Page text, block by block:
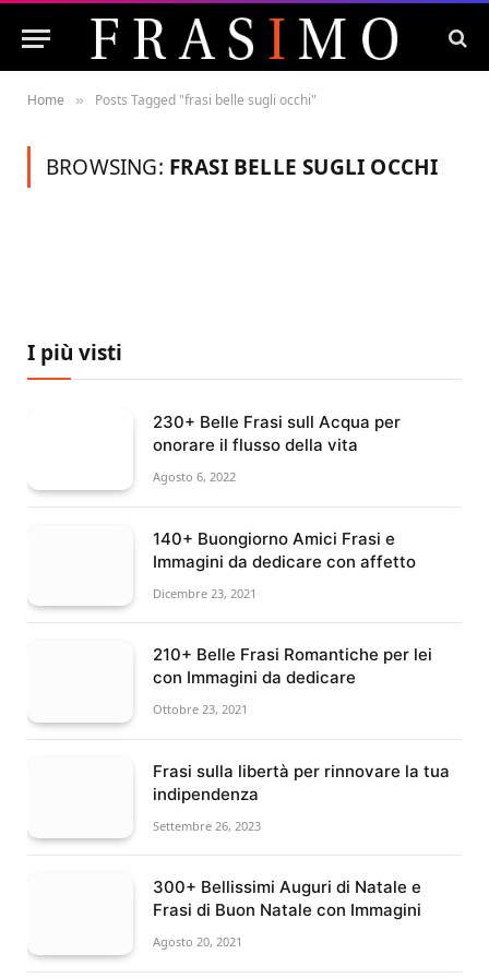
Home » Posts Tagged "frasi belle sugli occhi"
BROWSING: FRASI BELLE SUGLI OCCHI
I più visti
230+ Belle Frasi sull Acqua per
onorare il flusso della vita
Agosto 6, 2022
140+ Buongiorno Amici Frasi e
Immagini da dedicare con affetto
Dicembre 23, 2021
210+ Belle Frasi Romantiche per lei
con Immagini da dedicare
Ottobre 23, 2021
Frasi sulla libertà per rinnovare la tua
indipendenza
Settembre 26, 2023
300+ Bellissimi Auguri di Natale e
Frasi di Buon Natale con Immagini
Agosto 20, 2021